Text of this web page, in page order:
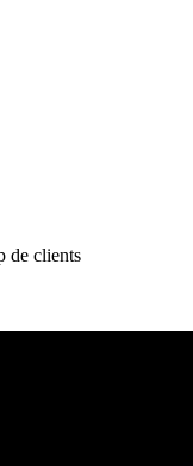
de clients